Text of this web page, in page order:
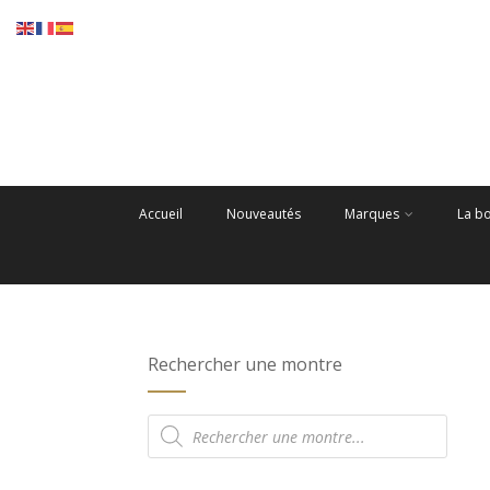
Accueil Nouveautés Marques La
Rechercher une montre
Recherche
de
produits